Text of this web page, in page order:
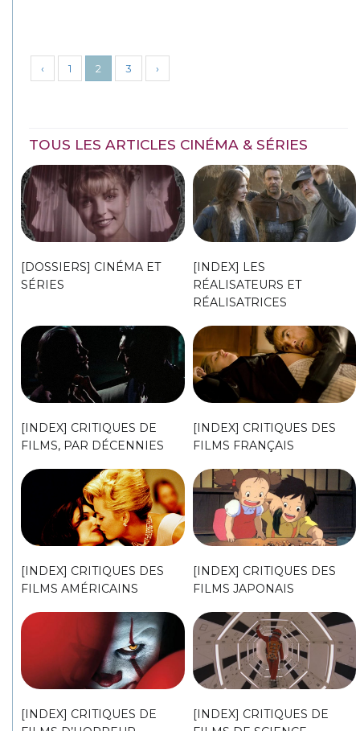
‹ 1 2 3 ›
TOUS LES ARTICLES CINÉMA & SÉRIES
[DOSSIERS] CINÉMA ET
SÉRIES
[INDEX] LES
RÉALISATEURS ET
RÉALISATRICES
[INDEX] CRITIQUES DE
FILMS, PAR DÉCENNIES
[INDEX] CRITIQUES DES
FILMS FRANÇAIS
[INDEX] CRITIQUES DES
FILMS AMÉRICAINS
[INDEX] CRITIQUES DES
FILMS JAPONAIS
[INDEX] CRITIQUES DE
[INDEX] CRITIQUES DE